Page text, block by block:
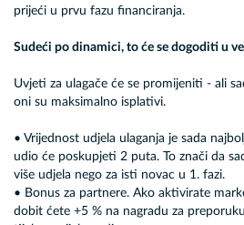
prijeći u prvu fazu financiranja.
Sudeći po dinamici, to će se dogoditi u
Uvjeti za ulagače će se promijeniti - ali
oni su maksimalno isplativi.
• Vrijednost udjela ulaganja je sada
udio će poskupjeti 2 puta. To znači da
više udjela nego za isti novac u 1. fazi.
• Bonus za partnere. Ako aktivirate
dobit ćete +5 % na nagradu za